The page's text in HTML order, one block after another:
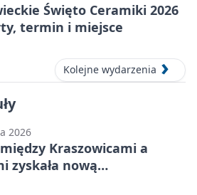
Święto Ceramiki 2026
termin i miejsce
Kolejne wydarzenia
2026
Kraszowicami a
zyskała nową